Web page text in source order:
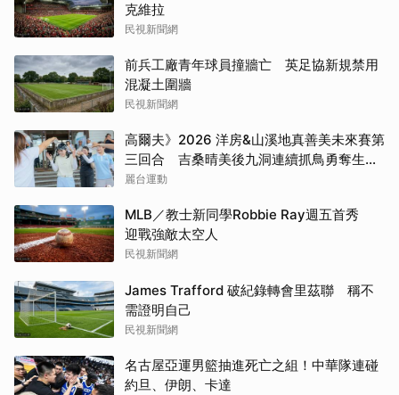
克維拉
民視新聞網
前兵工廠青年球員撞牆亡 英足協新規禁用
混凝土圍牆
民視新聞網
高爾夫》2026 洋房&山溪地真善美未來賽第
三回合 吉桑晴美後九洞連續抓鳥勇奪生涯
首冠
麗台運動
MLB／教士新同學Robbie Ray週五首秀
迎戰強敵太空人
民視新聞網
James Trafford 破紀錄轉會里茲聯 稱不
需證明自己
民視新聞網
名古屋亞運男籃抽進死亡之組！中華隊連碰
約旦、伊朗、卡達